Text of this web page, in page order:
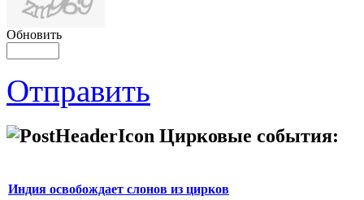
Обновить
Отправить
Цирковые события:
Индия освобождает слонов из цирков